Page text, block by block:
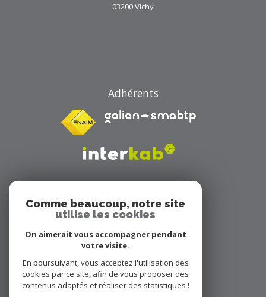
03200
Vichy
Adhérents
Avis clients
Comme beaucoup, notre site
utilise les cookies
On aimerait vous accompagner pendant
votre visite.
En poursuivant, vous acceptez l'utilisation des
cookies par ce site, afin de vous proposer des
contenus adaptés et réaliser des statistiques !